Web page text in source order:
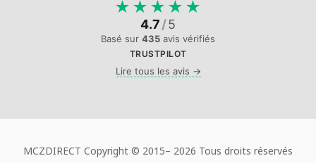
★ ★ ★ ★ ★
4.7/5
Basé sur 435 avis vérifiés
TRUSTPILOT
Lire tous les avis →
MCZDIRECT Copyright © 2015– 2026 Tous droits réservés